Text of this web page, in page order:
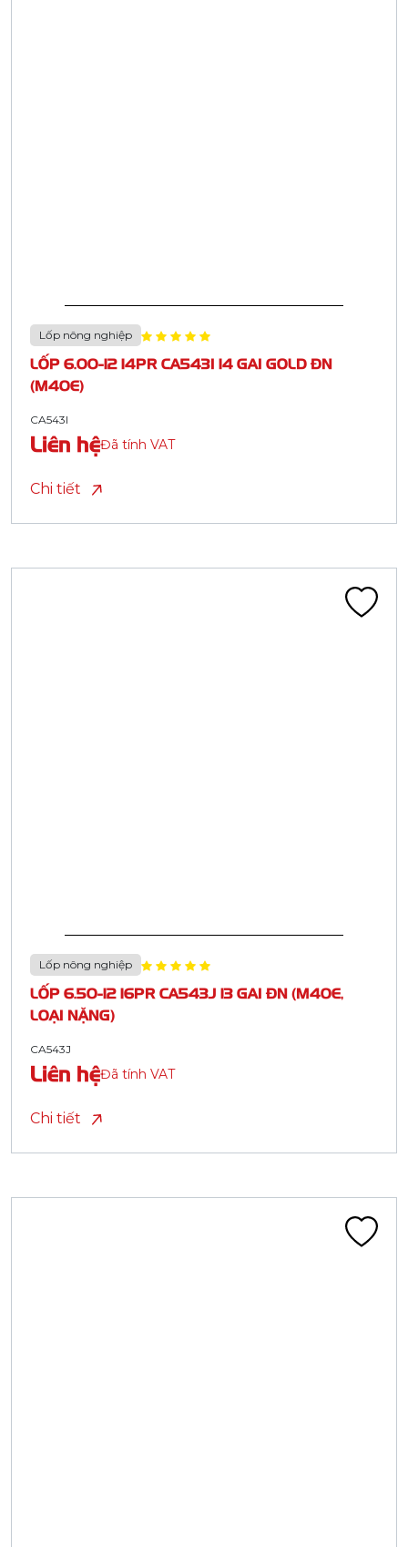
Lốp nông nghiệp
LỐP 6.00-12 14PR CA543I 14 GAI GOLD ĐN
(M40E)
CA543I
Liên hệĐã tính VAT
Chi tiết
Lốp nông nghiệp
LỐP 6.50-12 16PR CA543J 13 GAI ĐN (M40E,
LOẠI NẶNG)
CA543J
Liên hệĐã tính VAT
Chi tiết